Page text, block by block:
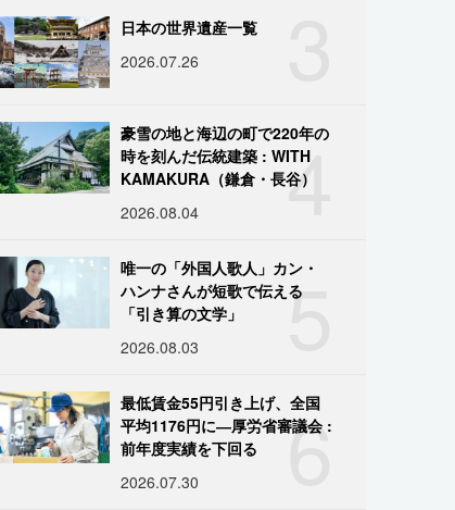
日本の世界遺産一覧
2026.07.26
4
豪雪の地と海辺の町で220年の
時を刻んだ伝統建築 : WITH
KAMAKURA（鎌倉・長谷）
2026.08.04
5
唯一の「外国人歌人」カン・
ハンナさんが短歌で伝える
「引き算の文学」
2026.08.03
6
最低賃金55円引き上げ、全国
平均1176円に―厚労省審議会 :
前年度実績を下回る
2026.07.30